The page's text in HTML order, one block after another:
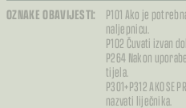
OZNAKE OBAVIJESTI: P101 Ako je
naljepnicu.
P102 Čuvati izvan
P264 Nakon
tijela.
P301+P312 AKO SE
nazvati liječnika.